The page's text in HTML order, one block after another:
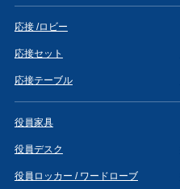
応接 /ロビー
応接セット
応接テーブル
役員家具
役員デスク
役員ロッカー / ワードローブ